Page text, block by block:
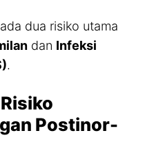
dua risiko utama
dan Infeksi
.
Postinor-